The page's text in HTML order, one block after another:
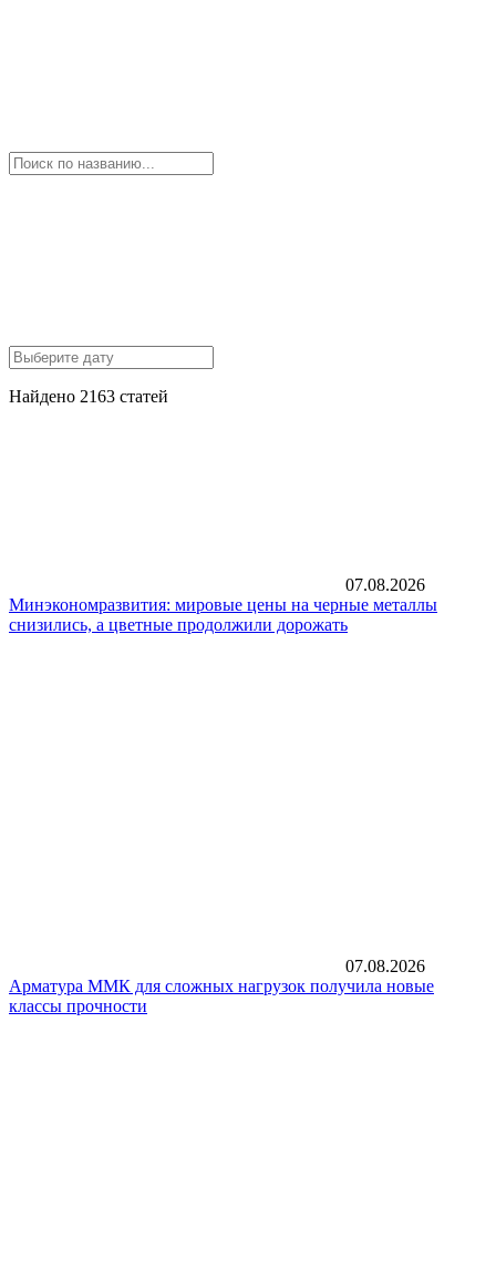
Найдено 2163 статей
07.08.2026
Минэкономразвития: мировые цены на черные металлы
снизились, а цветные продолжили дорожать
07.08.2026
Арматура ММК для сложных нагрузок получила новые
классы прочности